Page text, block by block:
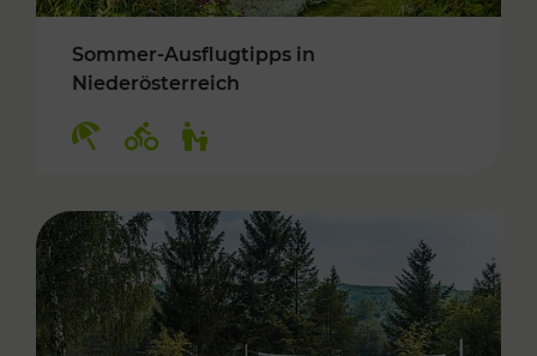
Sommer-Ausflugtipps in
Niederösterreich